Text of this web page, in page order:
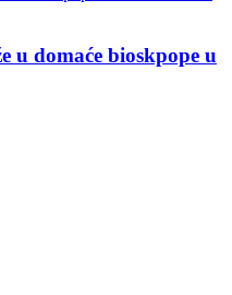
u domaće bioskpope u